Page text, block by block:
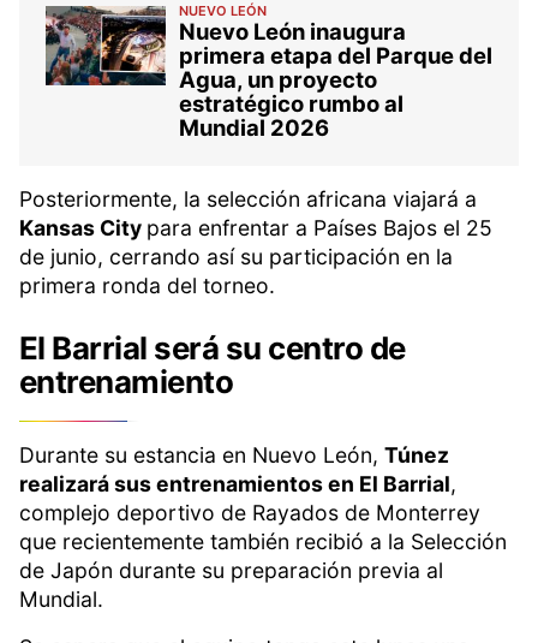
NUEVO LEÓN
Nuevo León inaugura
primera etapa del Parque del
Agua, un proyecto
estratégico rumbo al
Mundial 2026
Posteriormente, la selección africana viajará a
Kansas City para enfrentar a Países Bajos el 25
de junio, cerrando así su participación en la
primera ronda del torneo.
El Barrial será su centro de
entrenamiento
Durante su estancia en Nuevo León, Túnez
realizará sus entrenamientos en El Barrial,
complejo deportivo de Rayados de Monterrey
que recientemente también recibió a la Selección
de Japón durante su preparación previa al
Mundial.